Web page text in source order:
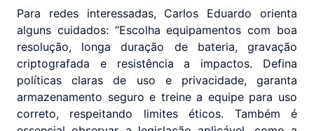
Para redes interessadas, Carlos Eduardo orienta
alguns cuidados: “Escolha equipamentos com boa
resolução, longa duração de bateria, gravação
criptografada e resistência a impactos. Defina
políticas claras de uso e privacidade, garanta
armazenamento seguro e treine a equipe para uso
correto, respeitando limites éticos. Também é